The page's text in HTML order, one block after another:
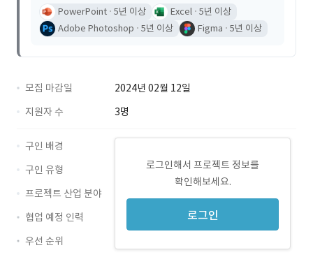
PowerPoint 5년 이상 Excel 5년 이상
Adobe Photoshop
5년 이상 Figma 5년 이상
모집 마감일
2024년 02월 12일
지원자 수
3명
로그인해서 프로젝트 정보를
확인해보세요.
로그인
구인 배경
구인 유형
프로젝트 산업 분야
협업 예정 인력
우선 순위